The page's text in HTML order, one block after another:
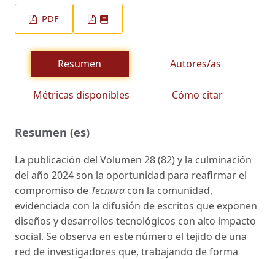
PDF
Resumen Autores/as
Métricas disponibles Cómo citar
Resumen (es)
La publicación del Volumen 28 (82) y la culminación
del año 2024 son la oportunidad para reafirmar el
compromiso de Tecnura con la comunidad,
evidenciada con la difusión de escritos que exponen
diseños y desarrollos tecnológicos con alto impacto
social. Se observa en este número el tejido de una
red de investigadores que, trabajando de forma